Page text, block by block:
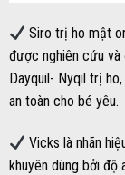
Siro trị ho mật
được nghiên cứu
Dayquil- Nyqil trị
an toàn cho bé yêu.
Vicks là nhãn
khuyên dùng bởi độ